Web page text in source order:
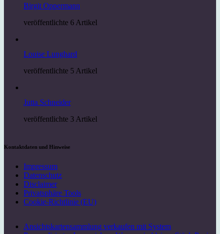
Birgit Oppermann
veröffentlichte 6 Artikel
Louise Lunghard
veröffentlichte 5 Artikel
Jutta Schneider
veröffentlichte 3 Artikel
Kontaktdaten und Hinweise
Impressum
Datenschutz
Disclaimer
Privatsphäre Tools
Cookie-Richtlinie (EU)
Ansichtskartensammlung verkaufen mit System